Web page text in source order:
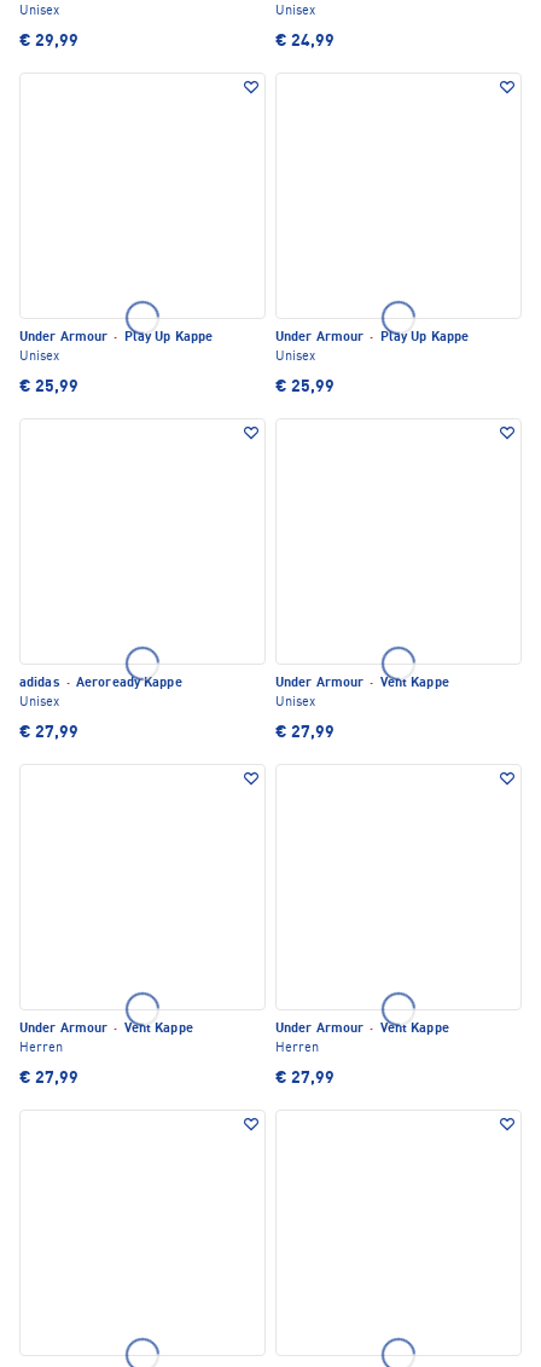
Unisex
€ 29,99
Unisex
€ 24,99
Under Armour ·
Play Up Kappe
Unisex
€ 25,99
Under Armour ·
Play Up Kappe
Unisex
€ 25,99
adidas · Aeroready Kappe
Unisex
€ 27,99
Under Armour · Vent Kappe
Unisex
€ 27,99
Under Armour · Vent Kappe
Herren
€ 27,99
Under Armour · Vent Kappe
Herren
€ 27,99